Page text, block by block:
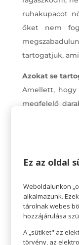
ruhakupacot
őket nem
tartogatjuk,
Azokat se
Amellett,
megfelelő
hogy nem
hogy valaki
illik hozzánk,
Tény, hogy
biztosan
Ez az oldal
Weboldalunkon
alkalmazunk.
tárolnak webes
hozzájárulása
A „sütiket" az
törvény, az